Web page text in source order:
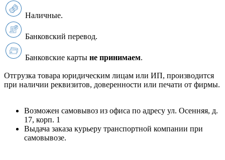
Наличные.
Банковский перевод.
Банковские карты не принимаем.
Отгрузка товара юридическим лицам или ИП, производится
при наличии реквизитов, доверенности или печати от фирмы.
Возможен самовывоз из офиса по адресу ул. Осенняя, д.
17, корп. 1
Выдача заказа курьеру транспортной компании при
самовывозе.